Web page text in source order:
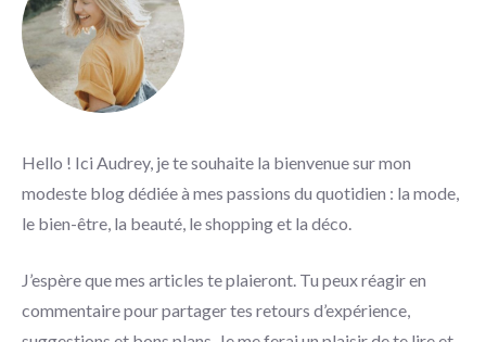
Hello ! Ici Audrey, je te souhaite la bienvenue sur mon
modeste blog dédiée à mes passions du quotidien : la mode,
le bien-être, la beauté, le shopping et la déco.
J’espère que mes articles te plaieront. Tu peux réagir en
commentaire pour partager tes retours d’expérience,